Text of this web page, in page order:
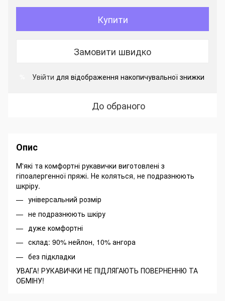
Купити
Замовити швидко
Увійти для відображення накопичувальної знижки
До обраного
Опис
М'які та комфортні рукавички виготовлені з
гіпоалергенної пряжі. Не коляться, не подразнюють
шкріру.
універсальний розмір
не подразнюють шкіру
дуже комфортні
склад: 90% нейлон, 10% ангора
без підкладки
УВАГА! РУКАВИЧКИ НЕ ПІДЛЯГАЮТЬ ПОВЕРНЕННЮ ТА
ОБМІНУ!